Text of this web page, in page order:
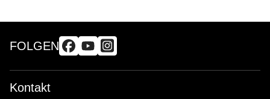
FOLGEN
Kontakt